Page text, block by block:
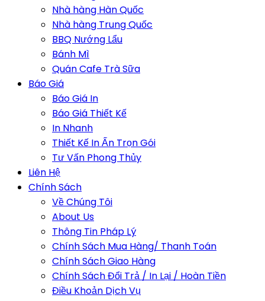
Nhà hàng Hàn Quốc
Nhà hàng Trung Quốc
BBQ Nướng Lẩu
Bánh Mì
Quán Cafe Trà Sữa
Báo Giá
Báo Giá In
Báo Giá Thiết Kế
In Nhanh
Thiết Kế In Ấn Trọn Gói
Tư Vấn Phong Thủy
Liên Hệ
Chính Sách
Về Chúng Tôi
About Us
Thông Tin Pháp Lý
Chính Sách Mua Hàng/ Thanh Toán
Chính Sách Giao Hàng
Chính Sách Đổi Trả / In Lại / Hoàn Tiền
Điều Khoản Dịch Vụ